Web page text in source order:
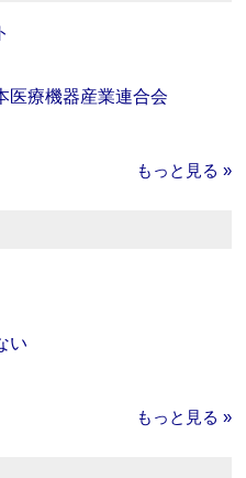
療機器産業連合会
もっと見る »
い
もっと見る »